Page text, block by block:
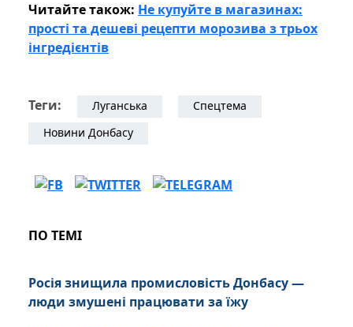
Читайте також: Не купуйте в магазинах:
прості та дешеві рецепти морозива з трьох
інгредієнтів
Теги: Луганська
Спецтема
Новини Донбасу
ПО ТЕМІ
Росія знищила промисловість Донбасу —
люди змушені працювати за їжу